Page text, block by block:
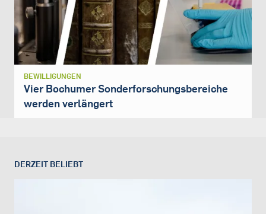
BEWILLIGUNGEN
Vier Bochumer Sonderforschungsbereiche
werden verlängert
DERZEIT BELIEBT